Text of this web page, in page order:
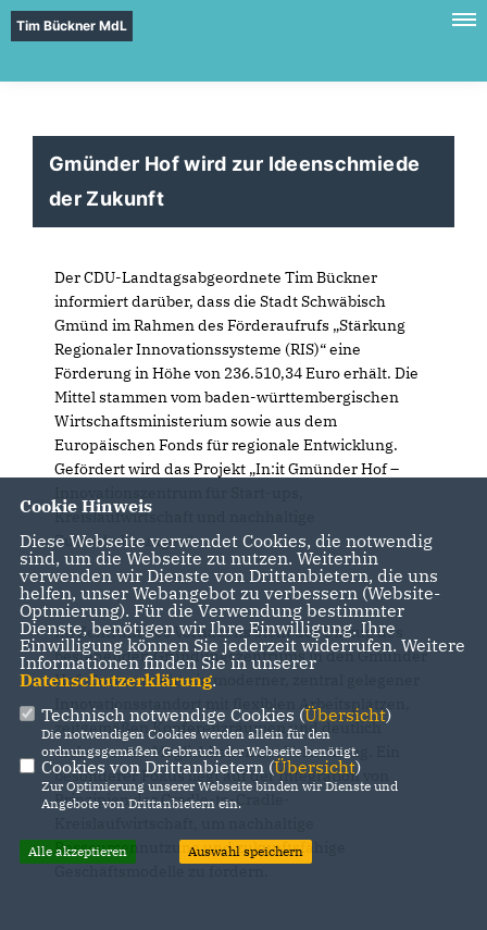
Tim Bückner MdL
Gmünder Hof wird zur Ideenschmiede
der Zukunft
Der CDU-Landtagsabgeordnete Tim Bückner
informiert darüber, dass die Stadt Schwäbisch
Gmünd im Rahmen des Förderaufrufs „Stärkung
Regionaler Innovationssysteme (RIS)“ eine
Förderung in Höhe von 236.510,34 Euro erhält. Die
Mittel stammen vom baden-württembergischen
Wirtschaftsministerium sowie aus dem
Europäischen Fonds für regionale Entwicklung.
Gefördert wird das Projekt „In:it Gmünder Hof –
Kreislaufwirtschaft und nachhaltige
Zukunftslösungen“.
Im Zentrum des Vorhabens steht der Umzug des
bestehenden Gründungszentrums in den Gmünder
Hof. Dort entsteht ein moderner, zentral gelegener
Innovationsstandort mit flexiblen Arbeitsplätzen,
zeitgemäßen Konferenzräumen und deutlich
verbesserten Möglichkeiten zur Vernetzung. Ein
besonderer Fokus liegt auf der Integration von
Prinzipien der Cradle-to-Cradle-
Ressourcennutzung und zukunftsfähige
Cookie Hinweis
Diese Webseite verwendet Cookies, die notwendig
sind, um die Webseite zu nutzen. Weiterhin
verwenden wir Dienste von Drittanbietern, die uns
helfen, unser Webangebot zu verbessern (Website-
Optmierung). Für die Verwendung bestimmter
Dienste, benötigen wir Ihre Einwilligung. Ihre
Einwilligung können Sie jederzeit widerrufen. Weitere
Informationen finden Sie in unserer
Datenschutzerklärung.
Technisch notwendige Cookies (Übersicht)
Die notwendigen Cookies werden allein für den
ordnungsgemäßen Gebrauch der Webseite benötigt.
Cookies von Drittanbietern (Übersicht)
Zur Optimierung unserer Webseite binden wir Dienste und
Angebote von Drittanbietern ein.
Alle akzeptieren Auswahl speichern